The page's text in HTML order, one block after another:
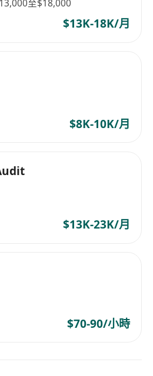
- 18:00pm
至$18,000
$13K-18K/月
$8K-10K/月
$13K-23K/月
$70-90/小時